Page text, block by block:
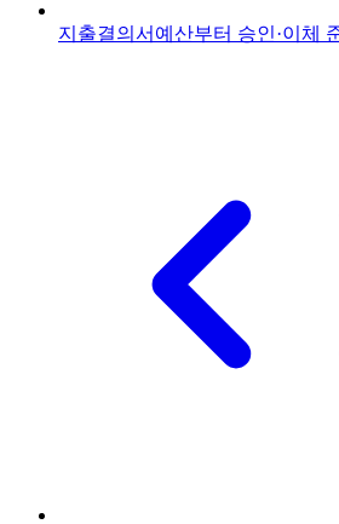
지출결의서 예산부터 승인·이체